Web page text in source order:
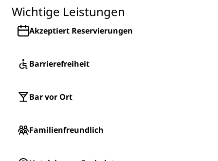
Wichtige Leistungen
Akzeptiert Reservierungen
Barrierefreiheit
Bar vor Ort
Familienfreundlich